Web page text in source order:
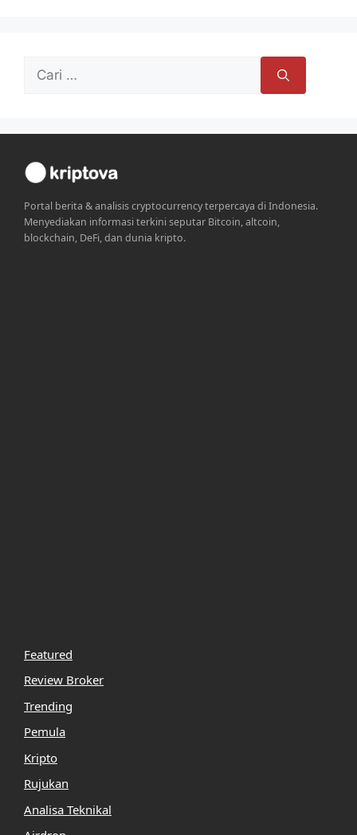
Cari
Portal berita & analisis cryptocurrency terpercaya di Indonesia.
Menyediakan informasi terkini seputar Bitcoin, altcoin,
blockchain, DeFi, dan dunia kripto.
Featured
Review Broker
Trending
Pemula
Kripto
Rujukan
Analisa Teknikal